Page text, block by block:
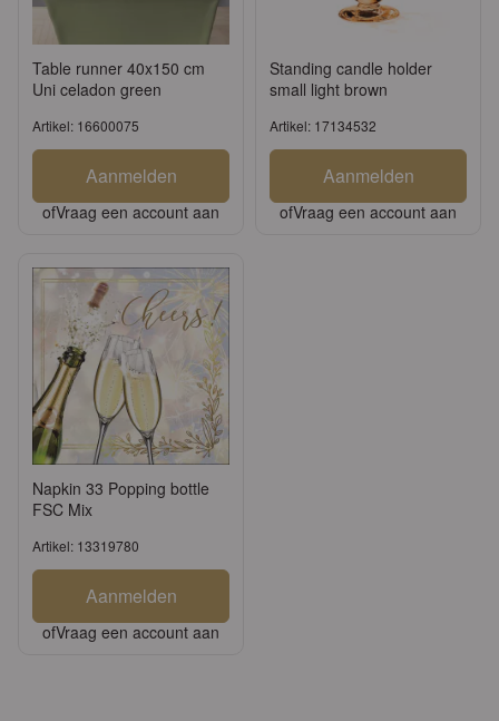
Table runner 40x150 cm
Uni celadon green
Artikel: 16600075
Aanmelden
ofVraag een account aan
Standing candle holder
small light brown
Artikel: 17134532
Aanmelden
ofVraag een account aan
Napkin 33 Popping bottle
FSC Mix
Artikel: 13319780
Aanmelden
ofVraag een account aan